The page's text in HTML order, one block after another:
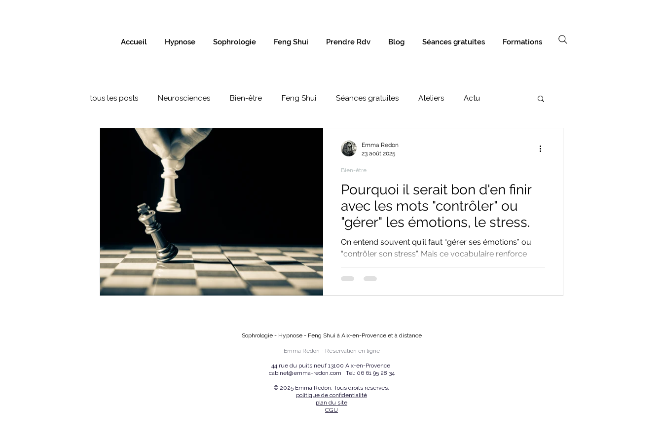
Accueil Hypnose Sophrologie Feng Shui Prendre Rdv Blog Séances gratuites Formations
tous les posts Neurosciences Bien-être Feng Shui Séances gratuites Ateliers Actu
Formation
Pourquoi il serait bon d'en finir
avec les mots "contrôler" ou
"gérer" les émotions, le stress.
On entend souvent qu’il faut “gérer ses émotions” ou
“contrôler son stress”. Mais ce vocabulaire renforce
parfois l’inconfort et la pression intérieure. Dans cet
article, découvrez pourquoi ces mots peuvent
corporelles.
Bien-être
Emma Redon
23 août 2025
Sophrologie - Hypnose - Feng Shui à Aix-en-Provence et à distance
Emma Redon - Réservation en ligne
44,rue du puits neuf 13100 Aix-en-Provence
cabinet@emma-redon.com Tel: 06 61 95 28 34
© 2025 Emma Redon. Tous droits réservés.
politique de confidentialité
plan du site
CGU